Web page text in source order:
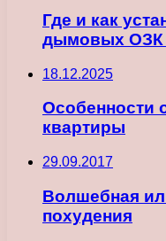
Где и как
дымовых ОЗК
18.12.2025
Особенности
квартиры
29.09.2017
Волшебная
похудения